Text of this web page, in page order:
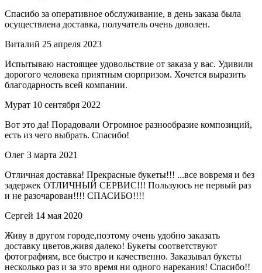
Спасибо за оперативное обслуживание, в день заказа была
осуществлена доставка, получатель очень доволен.
Виталий 25 апреля 2023
Испытываю настоящее удовольствие от заказа у вас. Удивили
дорогого человека приятным сюрпризом. Хочется выразить
благодарность всей компании.
Мурат 10 сентября 2022
Вот это да! Порадовали Огромное разнообразие композиций,
есть из чего выбрать. Спасибо!
Олег 3 марта 2021
Отличная доставка! Прекрасные букеты!!! ...все вовремя и без
задержек ОТЛИЧНЫЙ СЕРВИС!!! Пользуюсь не первый раз
и не разочарован!!!! СПАСИБО!!!!
Сергей 14 мая 2020
Живу в другом городе,поэтому очень удобно заказать
доставку цветов,живя далеко! Букеты соответствуют
фотографиям, все быстро и качественно. Заказывал букеты
несколько раз и за это время ни одного нарекания! Спасибо!!